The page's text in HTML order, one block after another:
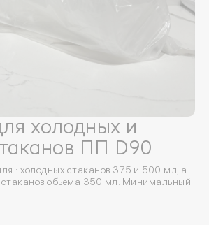
холодных и
ПП D90
: холодных стаканов 375 и 500 мл, а
стаканов обьема 350 мл. Минимальный